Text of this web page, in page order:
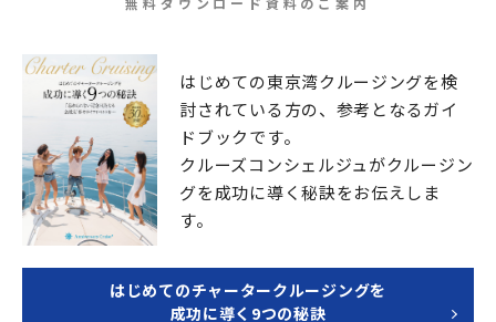
はじめての東京湾クルージングを検
討されている方の、 参考となるガイ
ドブックです。
クルーズコンシェルジュがクルージン
グを成功に導く秘訣をお伝えしま
す。
はじめてのチャータークルージングを
成功に導く9つの秘訣